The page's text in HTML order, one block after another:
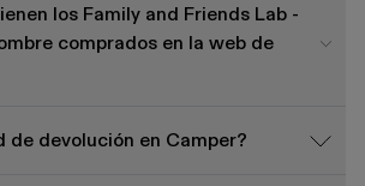
los Family and Friends Lab -
comprados en la web de
de devolución en Camper?